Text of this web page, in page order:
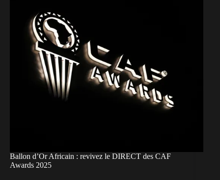
Ballon d’Or Africain : revivez le DIRECT des CAF
Awards 2025